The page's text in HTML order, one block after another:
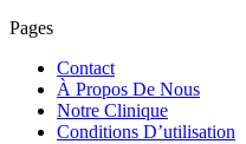
Pages
Contact
À Propos De Nous
Notre Clinique
Conditions D’utilisation